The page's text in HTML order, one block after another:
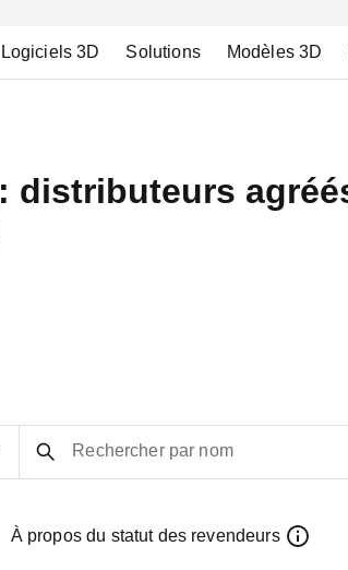
Logiciels 3D Solutions Modèles 3D
distributeurs
Rechercher par nom
À propos du statut des revendeurs